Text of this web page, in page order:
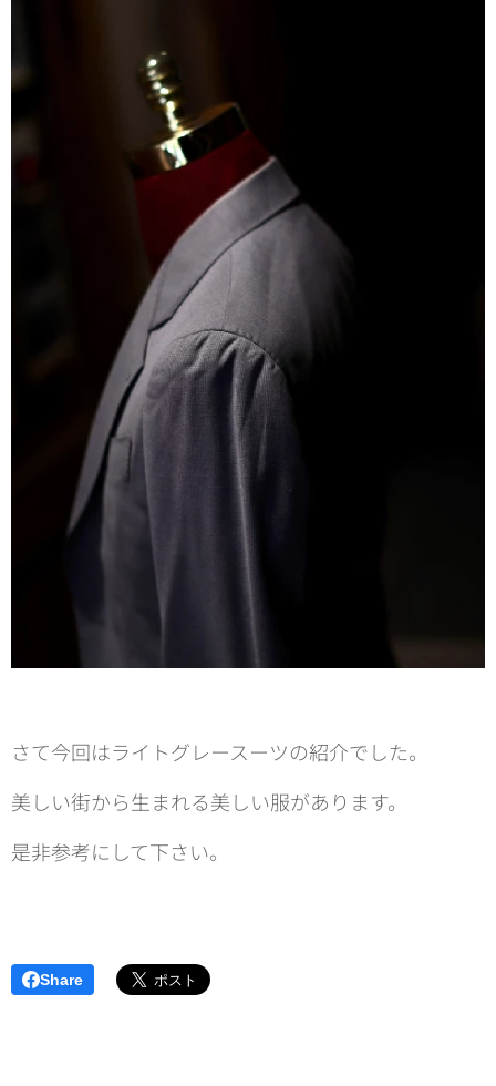
さて今回はライトグレースーツの紹介でした。
美しい街から生まれる美しい服があります。
是非参考にして下さい。
Share